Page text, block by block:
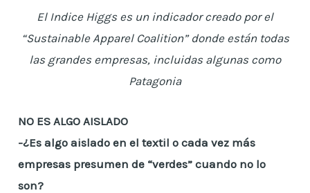
El Indice Higgs es un indicador creado por el
“Sustainable Apparel Coalition” donde están todas
las grandes empresas, incluidas algunas como
Patagonia
NO ES ALGO AISLADO
-¿Es algo aislado en el textil o cada vez más
empresas presumen de “verdes” cuando no lo
son?